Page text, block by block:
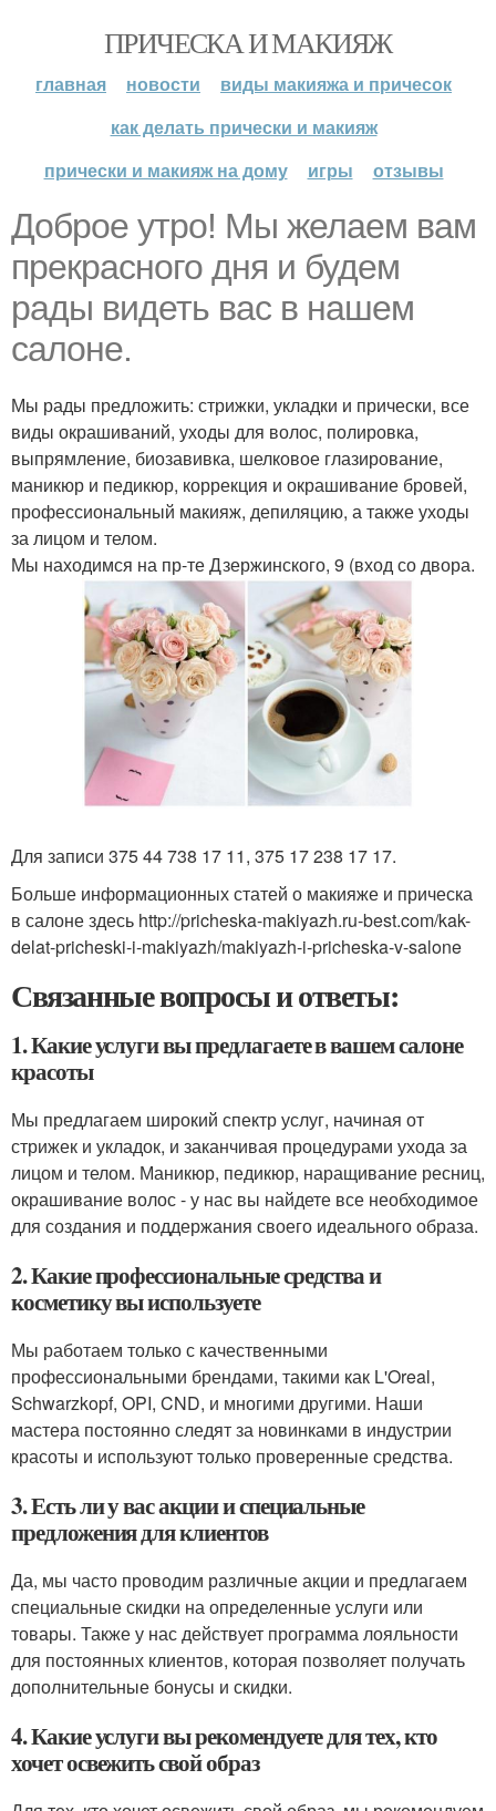
ПРИЧЕСКА И МАКИЯЖ
главная новости
виды макияжа и причесок
как делать прически и макияж
прически и макияж на дому
игры отзывы
Доброе утро! Мы желаем вам
прекрасного дня и будем
рады видеть вас в нашем
салоне.
Мы рады предложить: стрижки, укладки и прически, все
виды окрашиваний, уходы для волос, полировка,
выпрямление, биозавивка, шелковое глазирование,
маникюр и педикюр, коррекция и окрашивание бровей,
профессиональный макияж, депиляцию, а также уходы
за лицом и телом.
Мы находимся на пр-те Дзержинского, 9 (вход со двора.
Для записи 375 44 738 17 11, 375 17 238 17 17.
Больше информационных статей о макияже и прическа
в салоне здесь http://pricheska-makiyazh.ru-best.com/kak-
delat-pricheski-i-makiyazh/makiyazh-i-pricheska-v-salone
Связанные вопросы и ответы:
1. Какие услуги вы предлагаете в вашем салоне
красоты
Мы предлагаем широкий спектр услуг, начиная от
стрижек и укладок, и заканчивая процедурами ухода за
лицом и телом. Маникюр, педикюр, наращивание ресниц,
окрашивание волос - у нас вы найдете все необходимое
для создания и поддержания своего идеального образа.
2. Какие профессиональные средства и
косметику вы используете
Мы работаем только с качественными
профессиональными брендами, такими как L'Oreal,
Schwarzkopf, OPI, CND, и многими другими. Наши
мастера постоянно следят за новинками в индустрии
красоты и используют только проверенные средства.
3. Есть ли у вас акции и специальные
предложения для клиентов
Да, мы часто проводим различные акции и предлагаем
специальные скидки на определенные услуги или
товары. Также у нас действует программа лояльности
для постоянных клиентов, которая позволяет получать
дополнительные бонусы и скидки.
4. Какие услуги вы рекомендуете для тех, кто
хочет освежить свой образ